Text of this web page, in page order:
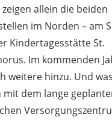
allein die beiden
im Norden – am
Kindertagesstätte St.
Im kommenden
weitere hinzu. Und
mit dem lange